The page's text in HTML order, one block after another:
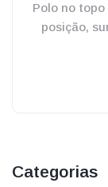
Polo no
posição,
Categorias